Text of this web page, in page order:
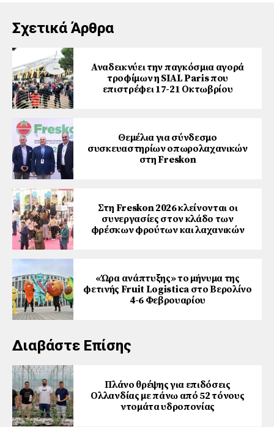
Σχετικά Άρθρα
Αναδεικνύει την παγκόσμια αγορά
τροφίμων η SIAL Paris που
επιστρέφει 17-21 Οκτωβρίου
Θεμέλια για σύνδεσμο
συσκευαστηρίων οπωρολαχανικών
στη Freskon
Στη Freskon 2026 κλείνονται οι
συνεργασίες στον κλάδο των
φρέσκων φρούτων και λαχανικών
«Ώρα ανάπτυξης» το μήνυμα της
φετινής Fruit Logistica στο Βερολίνο
4-6 Φεβρουαρίου
Διαβάστε Επίσης
Πλάνο θρέψης για επιδόσεις
Ολλανδίας με πάνω από 52 τόνους
ντομάτα υδροπονίας